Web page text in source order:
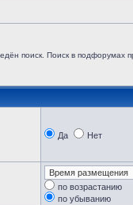
поиск. Поиск в подфорумах
Да Нет
по возрастанию
по убыванию